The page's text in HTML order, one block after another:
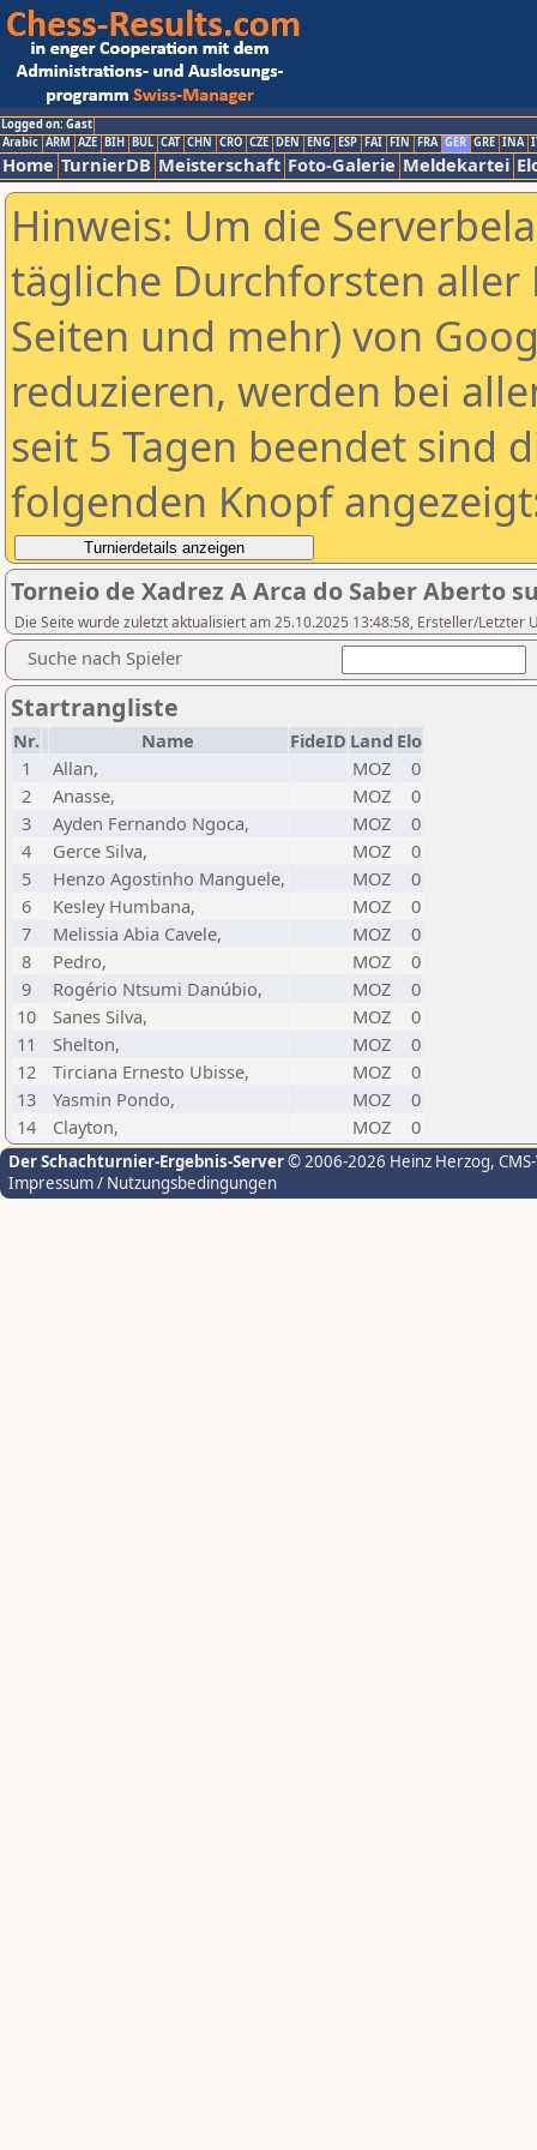
Logged on: Gast
Arabic ARM AZE BIH BUL CAT CHN CRO CZE DEN ENG ESP FAI FIN FRA GER GRE INA
Home TurnierDB Meisterschaft Foto-Galerie Meldekartei
Hinweis: Um die
tägliche Durchforsten aller
Seiten und mehr) von
reduzieren, werden bei
seit 5 Tagen beendet sind
folgenden Knopf
Torneio de Xadrez A Arca do Saber Aberto
Die Seite wurde zuletzt aktualisiert am 25.10.2025 13:48:58, Ersteller/Letzter
Suche nach Spieler
Startrangliste
Nr. Name FideID Land Elo
1
Allan, MOZ
0
2
Anasse, MOZ
0
3
Ayden Fernando Ngoca, MOZ
0
4
Gerce Silva, MOZ
0
5
Henzo Agostinho Manguele, MOZ
0
6
Kesley Humbana, MOZ
0
7
Melissia Abia Cavele, MOZ
0
8
Pedro, MOZ
0
9
Rogério Ntsumi Danúbio, MOZ
0
10
Sanes Silva, MOZ
0
11
Shelton, MOZ
0
12
Tirciana Ernesto Ubisse, MOZ
0
13
Yasmin Pondo, MOZ
0
14
Clayton, MOZ 0
Der Schachturnier-Ergebnis-Server© 2006-2026 Heinz Herzog,
Impressum / Nutzungsbedingungen